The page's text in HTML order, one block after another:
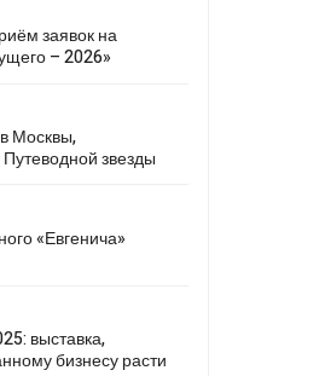
заявок на
– 2026»
Москвы,
звезды
«Евгенича»
выставка,
бизнесу расти